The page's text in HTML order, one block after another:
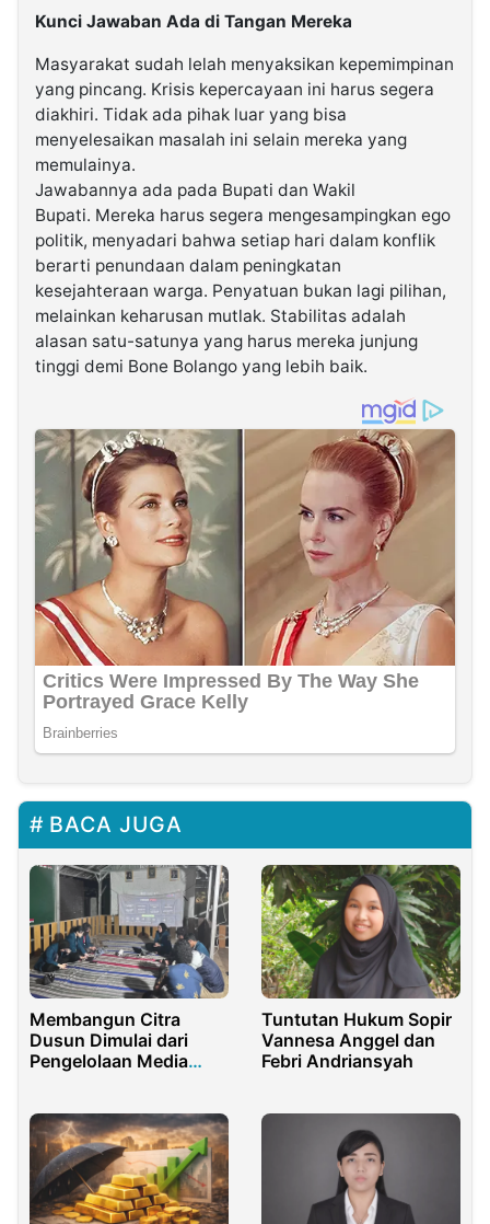
Kunci Jawaban Ada di Tangan Mereka
Masyarakat sudah lelah menyaksikan kepemimpinan
yang pincang. Krisis kepercayaan ini harus segera
diakhiri. Tidak ada pihak luar yang bisa
menyelesaikan masalah ini selain mereka yang
memulainya.
Jawabannya ada pada Bupati dan Wakil
Bupati. Mereka harus segera mengesampingkan ego
politik, menyadari bahwa setiap hari dalam konflik
berarti penundaan dalam peningkatan
kesejahteraan warga. Penyatuan bukan lagi pilihan,
melainkan keharusan mutlak. Stabilitas adalah
alasan satu-satunya yang harus mereka junjung
tinggi demi Bone Bolango yang lebih baik.
BACA JUGA
Membangun Citra
Dusun Dimulai dari
Pengelolaan Media
Tuntutan Hukum Sopir
Vannesa Anggel dan
Febri Andriansyah